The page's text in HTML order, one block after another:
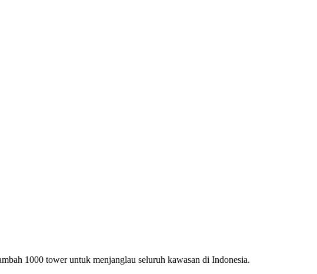
1000 tower untuk menjanglau seluruh kawasan di Indonesia.